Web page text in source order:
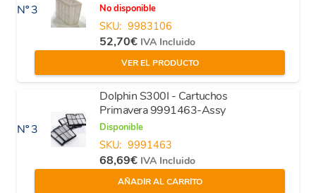
Nº 3 No disponible
SKU: 9983106
52,70€ IVA Incluido
VER EL PRODUCTO
Nº 3
Dolphin S300I - Cartuchos
Primavera 9991463-Assy
Disponible
SKU: 9991463
68,69€ IVA Incluido
AÑADIR AL CARRITO